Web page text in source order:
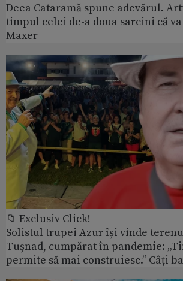
Deea Cataramă spune adevărul.
timpul celei de-a doua sarcini că
Maxer
📁 Exclusiv Click!
Solistul trupei Azur își vinde
Tușnad, cumpărat în pandemie:
permite să mai construiesc.” Câți